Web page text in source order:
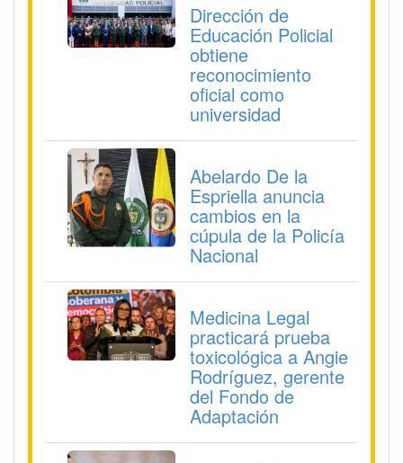
Dirección de
Educación Policial
obtiene
reconocimiento
oficial como
universidad
Abelardo De la
Espriella anuncia
cambios en la
cúpula de la Policía
Nacional
Medicina Legal
practicará prueba
toxicológica a Angie
Rodríguez, gerente
del Fondo de
Adaptación